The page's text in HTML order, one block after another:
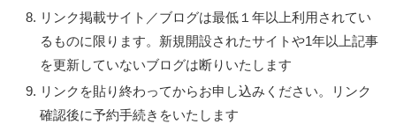
リンク掲載サイト／ブログは最低１年以上利用されてい
るものに限ります。新規開設されたサイトや1年以上記事
を更新していないブログは断りいたします
リンクを貼り終わってからお申し込みください。リンク
確認後に予約手続きをいたします